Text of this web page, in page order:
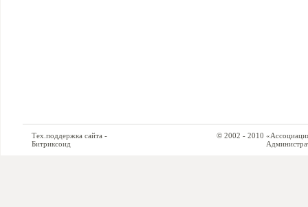
Тех.поддержка сайта -
Битриксоид
© 2002 - 2010 «Ассоциация